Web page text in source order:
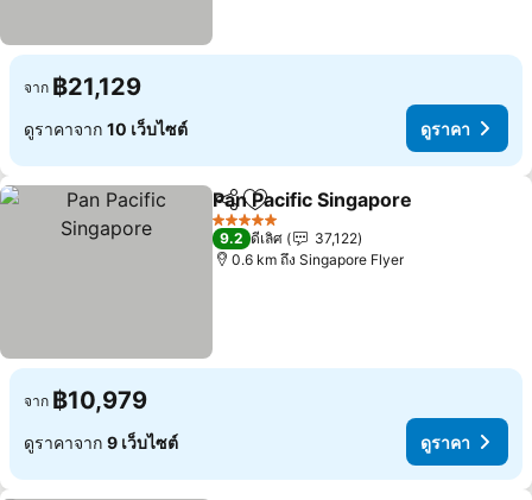
จาก ฿21,129
ดูราคาจาก 10 เว็บไซต์ ดูราคา
แชร์ เพิ่มในรายการโปรด
Pan Pacific Singapore
5 ดาว
9.2 ดีเลิศ
37,122
0.6 km ถึง Singapore Flyer
จาก ฿10,979
ดูราคาจาก 9 เว็บไซต์ ดูราคา